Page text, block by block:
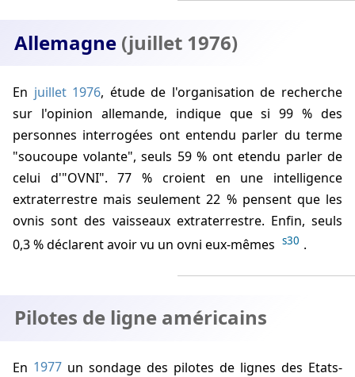
Allemagne (juillet 1976)
En juillet 1976, étude de l'organisation de recherche
sur l'opinion allemande, indique que si 99 % des
personnes interrogées ont entendu parler du terme
"soucoupe volante", seuls 59 % ont etendu parler de
celui d'"OVNI". 77 % croient en une intelligence
extraterrestre mais seulement 22 % pensent que les
ovnis sont des vaisseaux extraterrestre. Enfin, seuls
0,3 % déclarent avoir vu un ovni eux-mêmes s30 .
Pilotes de ligne américains
En 1977 un sondage des pilotes de lignes des Etats-